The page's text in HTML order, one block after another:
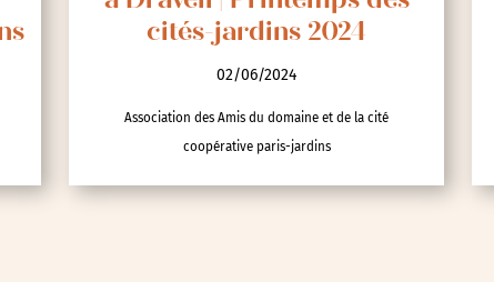
cités-jardins 2024
02/06/2024
Association des Amis du domaine et de la cité
coopérative paris-jardins